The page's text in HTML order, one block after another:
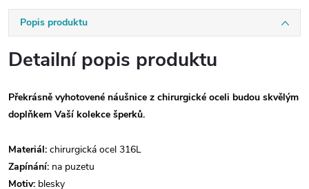
Popis produktu
Detailní popis produktu
Překrásně vyhotovené náušnice z chirurgické oceli budou skvělým
doplňkem Vaší kolekce šperků.
Materiál: chirurgická ocel 316L
Zapínání: na puzetu
Motiv: blesky